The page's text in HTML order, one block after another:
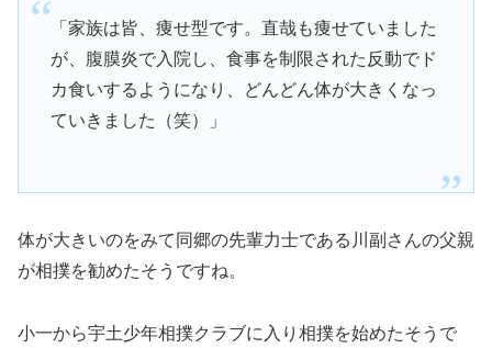
「家族は皆、痩せ型です。直哉も痩せていました
が、腹膜炎で入院し、食事を制限された反動でド
カ食いするようになり、どんどん体が大きくなっ
ていきました（笑）」
体が大きいのをみて同郷の先輩力士である川副さんの父親
が相撲を勧めたそうですね。
小一から宇土少年相撲クラブに入り相撲を始めたそうで